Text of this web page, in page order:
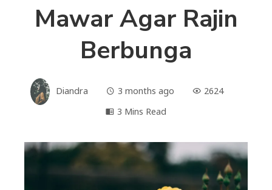
Mawar Agar Rajin
Berbunga
Diandra 3 months ago
2624
3 Mins Read